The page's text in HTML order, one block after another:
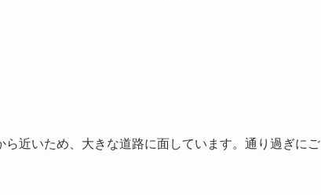
近いため、大きな道路に面しています。通り過ぎにご